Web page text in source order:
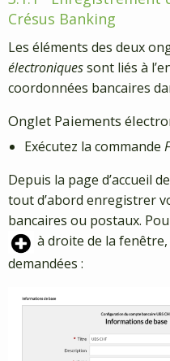
Crésus Banking
Les éléments des deux
électroniquessont liés à
coordonnées bancaires
Onglet Paiements
Exécutez la commande
Depuis la page d’accueil de
tout d’abord enregistrer
bancaires ou postaux.
à droite de la
demandées :